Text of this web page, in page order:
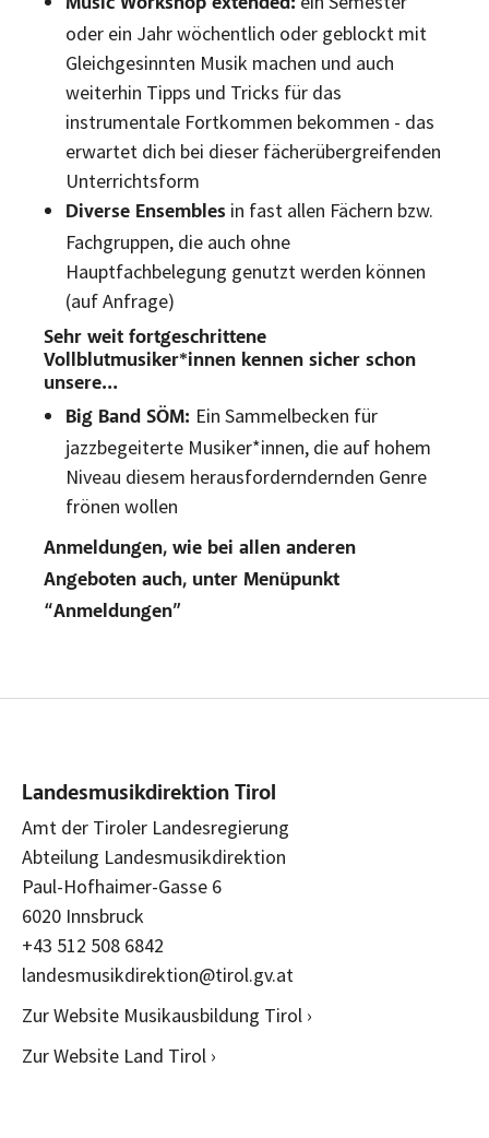
oder ein Jahr wöchentlich oder geblockt mit
Gleichgesinnten Musik machen und auch
weiterhin Tipps und Tricks für das
instrumentale Fortkommen bekommen - das
erwartet dich bei dieser fächerübergreifenden
Unterrichtsform
Diverse Ensembles in fast allen Fächern bzw.
Fachgruppen, die auch ohne
Hauptfachbelegung genutzt werden können
(auf Anfrage)
Sehr weit fortgeschrittene
Vollblutmusiker*innen kennen sicher schon
unsere…
Big Band SÖM: Ein Sammelbecken für
jazzbegeiterte Musiker*innen, die auf hohem
Niveau diesem herausforderndernden Genre
frönen wollen
Anmeldungen, wie bei allen anderen
Angeboten auch, unter Menüpunkt
“Anmeldungen”
Landesmusikdirektion Tirol
Amt der Tiroler Landesregierung
Abteilung Landesmusikdirektion
Paul-Hofhaimer-Gasse 6
6020 Innsbruck
+43 512 508 6842
landesmusikdirektion@tirol.gv.at
Zur Website Musikausbildung Tirol ›
Zur Website Land Tirol ›